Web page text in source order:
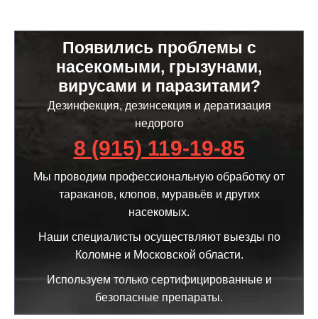
Появились проблемы с
насекомыми, грызунами,
вирусами и паразитами?
Дезинфекция, дезинсекция и дератизация
недорого
8 (915) 119-19-85
Мы проводим профессиональную обработку от
тараканов, клопов, муравьёв и других
насекомых.
Наши специалисты осуществляют выезды по
Коломне и Московской области.
Используем только сертифицированные и
безопасные препараты.